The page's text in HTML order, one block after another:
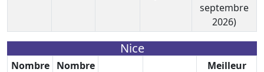
septembre
2026)
Nice
Nombre Nombre Meilleur